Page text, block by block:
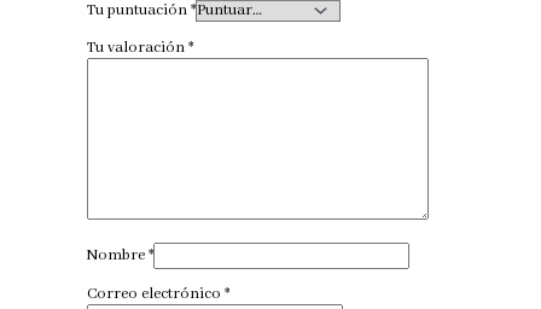
Tu puntuación*
Tu valoración*
Nombre*
Correo electrónico *